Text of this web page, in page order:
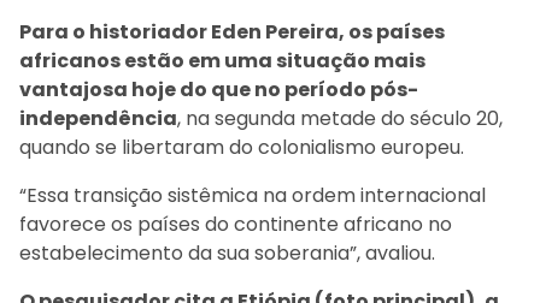
Para o historiador Eden Pereira, os países
africanos estão em uma situação mais
vantajosa hoje do que no período pós-
independência, na segunda metade do século 20,
quando se libertaram do colonialismo europeu.
“Essa transição sistêmica na ordem internacional
favorece os países do continente africano no
estabelecimento da sua soberania”, avaliou.